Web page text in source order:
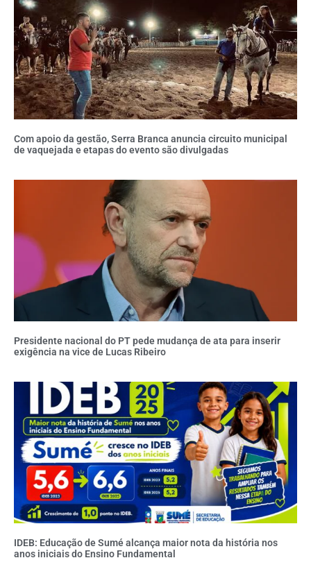
Com apoio da gestão, Serra Branca anuncia circuito municipal
de vaquejada e etapas do evento são divulgadas
Presidente nacional do PT pede mudança de ata para inserir
exigência na vice de Lucas Ribeiro
IDEB: Educação de Sumé alcança maior nota da história nos
anos iniciais do Ensino Fundamental